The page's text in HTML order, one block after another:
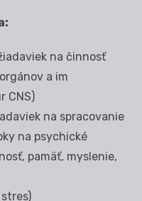
na činnosť
a im
CNS)
na spracovanie
na psychické
pamäť, myslenie,